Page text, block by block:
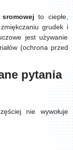
sromowej to ciepłe,
grudek i
jest używanie
(ochrona przed
pytania
nie wywołuje